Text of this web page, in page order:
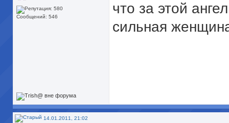
Сообщений: 546
что за этой
сильная
14.01.2011, 21:02